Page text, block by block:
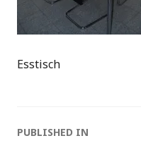
Esstisch
PUBLISHED IN